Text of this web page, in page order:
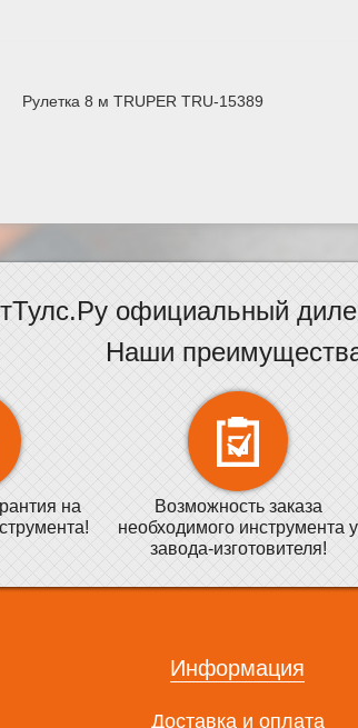
Рулетка 8 м TRUPER TRU-15389
официальный
Наши
на
Возможность заказа
необходимого инструмента у
завода-изготовителя!
Информация
Доставка и оплата